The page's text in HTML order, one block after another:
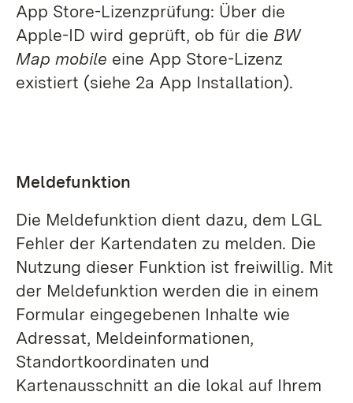
App Store-Lizenzprüfung: Über die
Apple-ID wird geprüft, ob für die BW
Map mobile eine App Store-Lizenz
existiert (siehe 2a App Installation).
Meldefunktion
Die Meldefunktion dient dazu, dem LGL
Fehler der Kartendaten zu melden. Die
Nutzung dieser Funktion ist freiwillig. Mit
der Meldefunktion werden die in einem
Formular eingegebenen Inhalte wie
Adressat, Meldeinformationen,
Standortkoordinaten und
Kartenausschnitt an die lokal auf Ihrem